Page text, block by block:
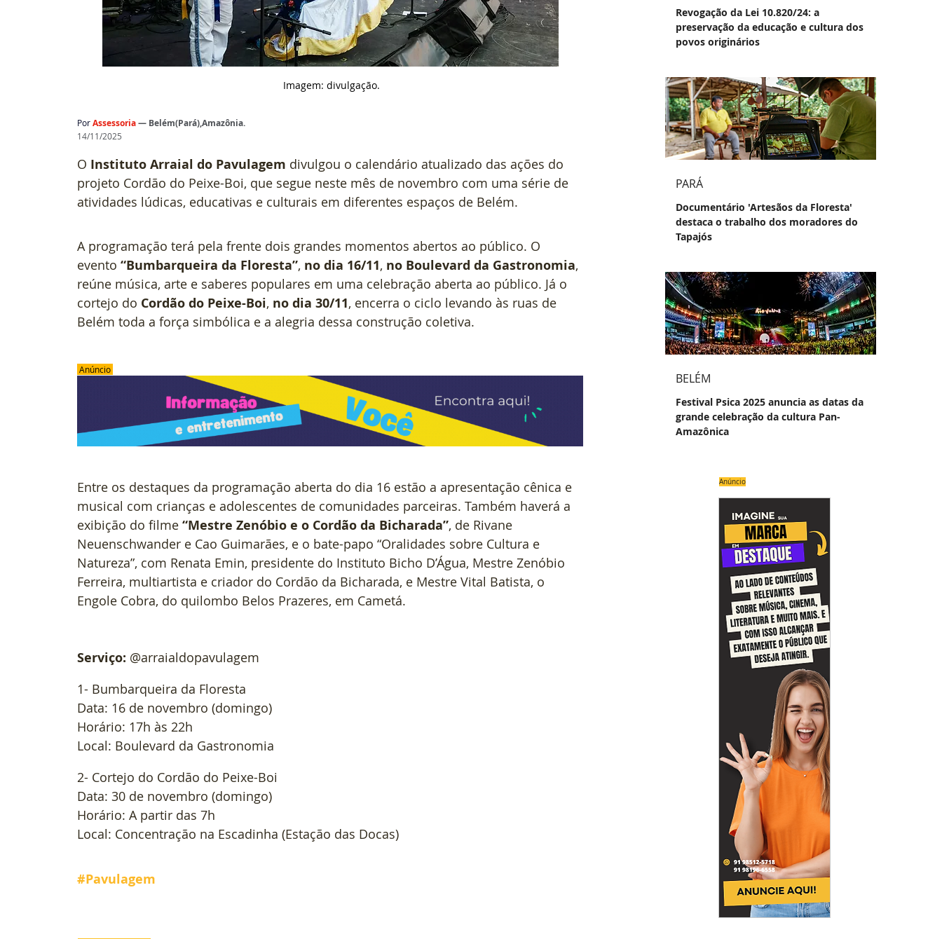
Imagem: divulgação.
PorAssessoria— Belém(Pará),Amazônia.
14/11/2025
O Instituto Arraial do Pavulagem divulgou o calendário atualizado das ações do
projeto Cordão do Peixe-Boi, que segue neste mês de novembro com uma série de
atividades lúdicas, educativas e culturais em diferentes espaços de Belém.
A programação terá pela frente dois grandes momentos abertos ao público. O
evento “Bumbarqueira da Floresta”, no dia 16/11, no Boulevard da Gastronomia,
reúne música, arte e saberes populares em uma celebração aberta ao público. Já o
cortejo do Cordão do Peixe-Boi, no dia 30/11, encerra o ciclo levando às ruas de
Belém toda a força simbólica e a alegria dessa construção coletiva.
Anúncio
Entre os destaques da programação aberta do dia 16 estão a apresentação cênica e
musical com crianças e adolescentes de comunidades parceiras. Também haverá a
exibição do filme “Mestre Zenóbio e o Cordão da Bicharada”, de Rivane
Neuenschwander e Cao Guimarães, e o bate-papo “Oralidades sobre Cultura e
Natureza”, com Renata Emin, presidente do Instituto Bicho D’Água, Mestre Zenóbio
Ferreira, multiartista e criador do Cordão da Bicharada, e Mestre Vital Batista, o
Engole Cobra, do quilombo Belos Prazeres, em Cametá.
Serviço: @arraialdopavulagem
1- Bumbarqueira da Floresta
Data: 16 de novembro (domingo)
Horário: 17h às 22h
Local: Boulevard da Gastronomia
2- Cortejo do Cordão do Peixe-Boi
Data: 30 de novembro (domingo)
Horário: A partir das 7h
Local: Concentração na Escadinha (Estação das Docas)
#Pavulagem
Revogação da Lei 10.820/24: a
preservação da educação e cultura dos
povos originários
PARÁ
Documentário 'Artesãos da Floresta'
destaca o trabalho dos moradores do
Tapajós
BELÉM
Festival Psica 2025 anuncia as datas da
grande celebração da cultura Pan-
Amazônica
Anúncio